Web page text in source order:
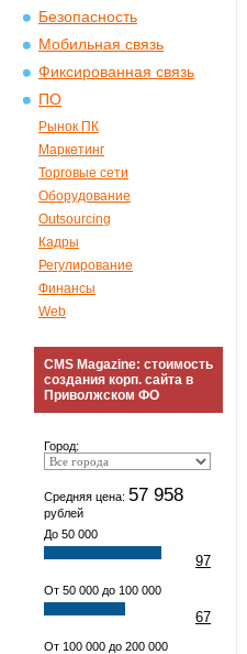
Безопасность
Мобильная связь
Фиксированная связь
ПО
Рынок ПК
Маркетинг
Торговые сети
Оборудование
Outsourcing
Кадры
Регулирование
Финансы
Web
CMS Magazine: стоимость
создания корп. сайта в
Приволжском ФО
Город:
Средняя цена: 57 958
рублей
До 50 000
97
От 50 000 до 100 000
67
От 100 000 до 200 000